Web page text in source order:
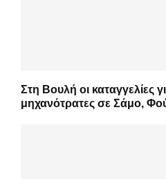
Στη Βουλή οι καταγγελίες
μηχανότρατες σε Σάμο,